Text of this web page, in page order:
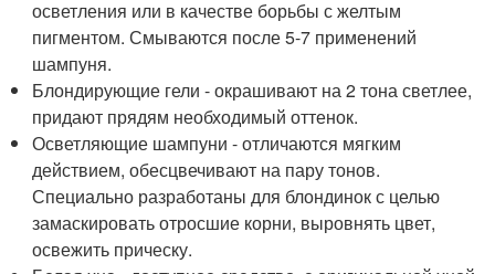
осветления или в качестве борьбы с желтым
пигментом. Смываются после 5-7 применений
шампуня.
Блондирующие гели - окрашивают на 2 тона светлее,
придают прядям необходимый оттенок.
Осветляющие шампуни - отличаются мягким
действием, обесцвечивают на пару тонов.
Специально разработаны для блондинок с целью
замаскировать отросшие корни, выровнять цвет,
освежить прическу.